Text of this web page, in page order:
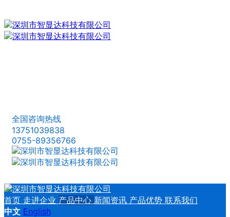
全国咨询热线
13751039838
0755-89356766
首页 走进企业 产品中心 新闻资讯 产品优势 联系我们
中文 English